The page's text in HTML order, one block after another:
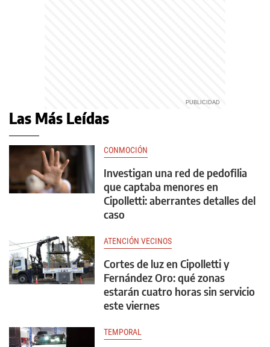
Las Más Leídas
CONMOCIÓN
Investigan una red de pedofilia
que captaba menores en
Cipolletti: aberrantes detalles del
caso
ATENCIÓN VECINOS
Cortes de luz en Cipolletti y
Fernández Oro: qué zonas
estarán cuatro horas sin servicio
este viernes
TEMPORAL